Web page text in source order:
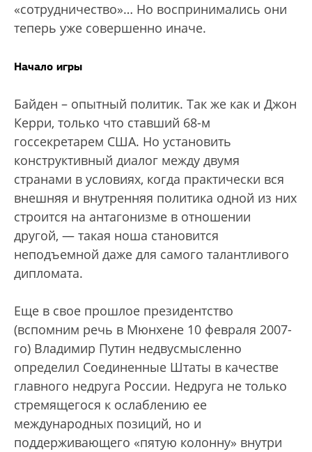
«сотрудничество»… Но воспринимались они
теперь уже совершенно иначе.
Начало игры
Байден – опытный политик. Так же как и Джон
Керри, только что ставший 68-м
госсекретарем США. Но установить
конструктивный диалог между двумя
странами в условиях, когда практически вся
внешняя и внутренняя политика одной из них
строится на антагонизме в отношении
другой, — такая ноша становится
неподъемной даже для самого талантливого
дипломата.
Еще в свое прошлое президентство
(вспомним речь в Мюнхене 10 февраля 2007-
го) Владимир Путин недвусмысленно
определил Соединенные Штаты в качестве
главного недруга России. Недруга не только
стремящегося к ослаблению ее
международных позиций, но и
поддерживающего «пятую колонну» внутри